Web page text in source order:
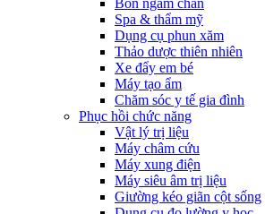
Bồn ngâm chân
Spa & thẩm mỹ
Dụng cụ phun xăm
Thảo dược thiên nhiên
Xe đẩy em bé
Máy tạo ẩm
Chăm sóc y tế gia đình
Phục hồi chức năng
Vật lý trị liệu
Máy châm cứu
Máy xung điện
Máy siêu âm trị liệu
Giường kéo giãn cột sống